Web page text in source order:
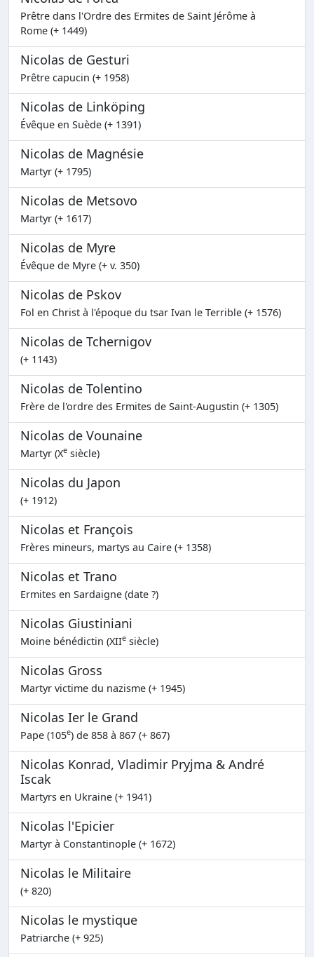
Prêtre dans l'Ordre des Ermites de Saint Jérôme à
Rome (+ 1449)
Nicolas de Gesturi
Prêtre capucin (+ 1958)
Nicolas de Linköping
Évêque en Suède (+ 1391)
Nicolas de Magnésie
Martyr (+ 1795)
Nicolas de Metsovo
Martyr (+ 1617)
Nicolas de Myre
Évêque de Myre (+ v. 350)
Nicolas de Pskov
Fol en Christ à l'époque du tsar Ivan le Terrible (+ 1576)
Nicolas de Tchernigov
(+ 1143)
Nicolas de Tolentino
Frère de l'ordre des Ermites de Saint-Augustin (+ 1305)
Nicolas de Vounaine
Martyr (Xe siècle)
Nicolas du Japon
(+ 1912)
Nicolas et François
Frères mineurs, martys au Caire (+ 1358)
Nicolas et Trano
Ermites en Sardaigne (date ?)
Nicolas Giustiniani
Moine bénédictin (XIIe siècle)
Nicolas Gross
Martyr victime du nazisme (+ 1945)
Nicolas Ier le Grand
Pape (105e) de 858 à 867 (+ 867)
Nicolas Konrad, Vladimir Pryjma & André
Iscak
Martyrs en Ukraine (+ 1941)
Nicolas l'Epicier
Martyr à Constantinople (+ 1672)
Nicolas le Militaire
(+ 820)
Nicolas le mystique
Patriarche (+ 925)